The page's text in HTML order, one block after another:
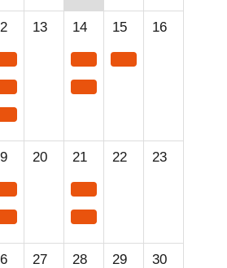
13 14 15 16
20 21 22 23
27 28 29 30